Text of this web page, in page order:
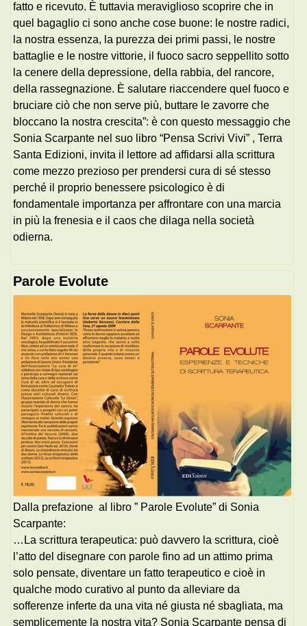
fatto e ricevuto. È tuttavia meraviglioso scoprire che in
quel bagaglio ci sono anche cose buone: le nostre radici,
la nostra essenza, la purezza dei primi passi, le nostre
battaglie e le nostre vittorie, il fuoco sacro seppellito sotto
la cenere della depressione, della rabbia, del rancore,
della rassegnazione. È salutare riaccendere quel fuoco e
bruciare ciò che non serve più, buttare le zavorre che
bloccano la nostra crescita”: è con questo messaggio che
Sonia Scarpante nel suo libro “Pensa Scrivi Vivi” , Terra
Santa Edizioni, invita il lettore ad affidarsi alla scrittura
come mezzo prezioso per prendersi cura di sé stesso
perché il proprio benessere psicologico è di
fondamentale importanza per affrontare con una marcia
in più la frenesia e il caos che dilaga nella società
odierna.
Parole Evolute
Dalla prefazione al libro ” Parole Evolute” di Sonia
Scarpante:
…La scrittura terapeutica: può davvero la scrittura, cioè
l’atto del disegnare con parole fino ad un attimo prima
solo pensate, diventare un fatto terapeutico e cioè in
qualche modo curativo al punto da alleviare da
sofferenze inferte da una vita né giusta né sbagliata, ma
semplicemente la nostra vita? Sonia Scarpante pensa di